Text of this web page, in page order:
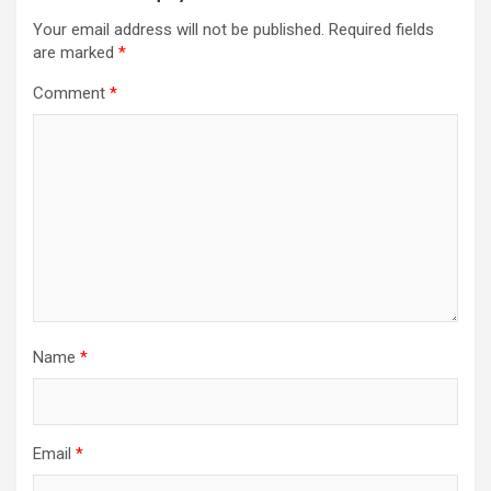
Your email address will not be published. Required fields
are marked *
Comment *
Name *
Email *